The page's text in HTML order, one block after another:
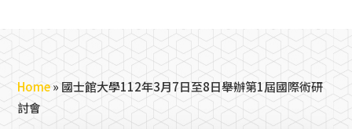
Home» 國士館大學112年3月7日至8日舉辦第1屆國際術研
討會